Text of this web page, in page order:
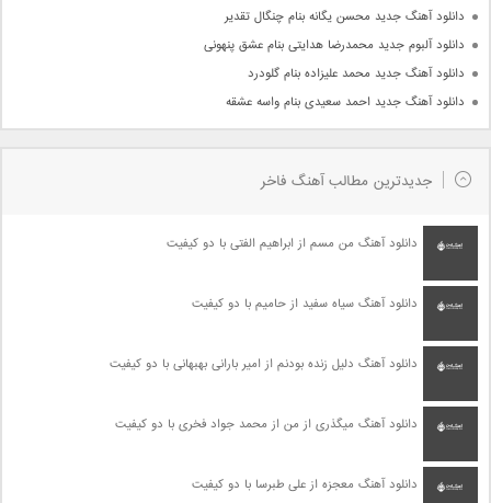
دانلود آهنگ جدید محسن یگانه بنام چنگال تقدیر
دانلود آلبوم جدید محمدرضا هدایتی بنام عشق پنهونی
دانلود آهنگ جدید محمد علیزاده بنام گلودرد
دانلود آهنگ جدید احمد سعیدی بنام واسه عشقه
جدیدترین مطالب آهنگ فاخر
دانلود آهنگ من مسم از ابراهیم الفتی با دو کیفیت
دانلود آهنگ سیاه سفید از حامیم با دو کیفیت
دانلود آهنگ دلیل زنده بودنم از امیر بارانی بهبهانی با دو کیفیت
دانلود آهنگ میگذری از من از محمد جواد فخری با دو کیفیت
دانلود آهنگ معجزه از علی طبرسا با دو کیفیت